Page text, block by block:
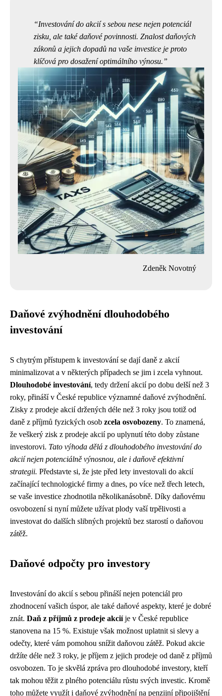
Investování do akcií s sebou nese nejen potenciál
zisku, ale také daňové povinnosti. Znalost daňových
zákonů a jejich dopadů na vaše investice je proto
klíčová pro dosažení optimálního výnosu.
Zdeněk Novotný
Daňové zvýhodnění dlouhodobého
investování
S chytrým přístupem k investování se dají daně z akcií
minimalizovat a v některých případech se jim i zcela vyhnout.
Dlouhodobé investování, tedy držení akcií po dobu delší než 3
roky, přináší v České republice významné daňové zvýhodnění.
Zisky z prodeje akcií držených déle než 3 roky jsou totiž od
daně z příjmů fyzických osob zcela osvobozeny. To znamená,
že veškerý zisk z prodeje akcií po uplynutí této doby zůstane
investorovi. Tato výhoda dělá z dlouhodobého investování do
akcií nejen potenciálně výnosnou, ale i daňově efektivní
strategii. Představte si, že jste před lety investovali do akcií
začínající technologické firmy a dnes, po více než třech letech,
se vaše investice zhodnotila několikanásobně. Díky daňovému
osvobození si nyní můžete užívat plody vaší trpělivosti a
investovat do dalších slibných projektů bez starostí o daňovou
zátěž.
Daňové odpočty pro investory
Investování do akcií s sebou přináší nejen potenciál pro
zhodnocení vašich úspor, ale také daňové aspekty, které je dobré
znát. Daň z příjmů z prodeje akciíje v České republice
stanovena na 15 %. Existuje však možnost uplatnit si slevy a
odečty, které vám pomohou snížit daňovou zátěž. Pokud akcie
držíte déle než 3 roky, je příjem z jejich prodeje od daně z příjmů
osvobozen. To je skvělá zpráva pro dlouhodobé investory, kteří
tak mohou těžit z plného potenciálu růstu svých investic. Kromě
toho můžete využít i daňové zvýhodnění na penzijní připojištění